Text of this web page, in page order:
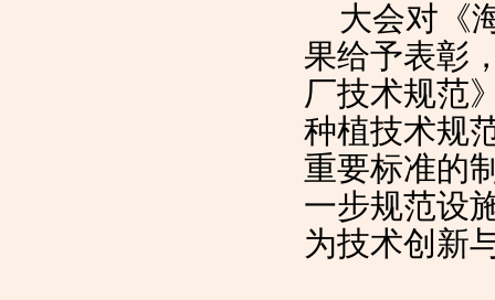
大会对《
果给予表彰
厂技术规范
种植技术规
重要标准的
一步规范设
为技术创新